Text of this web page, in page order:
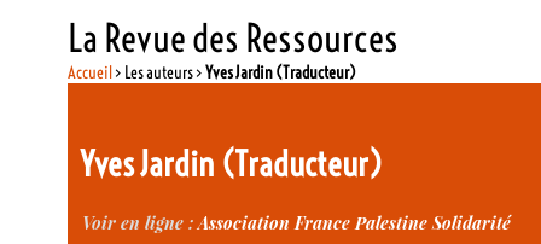
La Revue des Ressources
Accueil> Les auteurs >Yves Jardin (Traducteur)
Yves Jardin (Traducteur)
Voir en ligne : Association France Palestine Solidarité